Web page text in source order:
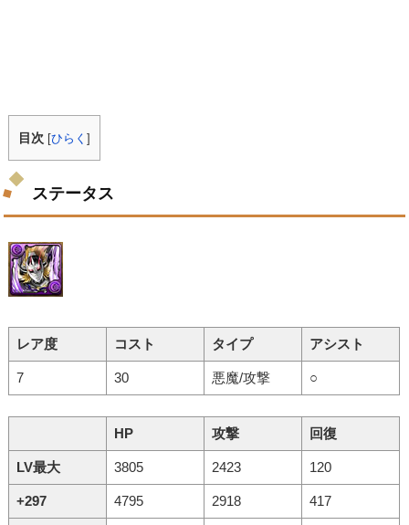
目次 [ひらく]
ステータス
レア度 コスト タイプ アシスト
7 30 悪魔/攻撃 ○
HP 攻撃 回復
LV最大 3805 2423 120
+297 4795 2918 417